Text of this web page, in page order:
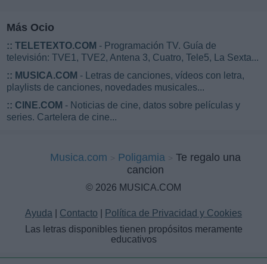
Más Ocio
:: TELETEXTO.COM - Programación TV. Guía de
televisión: TVE1, TVE2, Antena 3, Cuatro, Tele5, La Sexta...
:: MUSICA.COM - Letras de canciones, vídeos con letra,
playlists de canciones, novedades musicales...
:: CINE.COM - Noticias de cine, datos sobre películas y
series. Cartelera de cine...
Musica.com Poligamia
Te regalo una
cancion
© 2026 MUSICA.COM
Ayuda Contacto
Política de Privacidad y Cookies
Las letras disponibles tienen propósitos meramente
educativos